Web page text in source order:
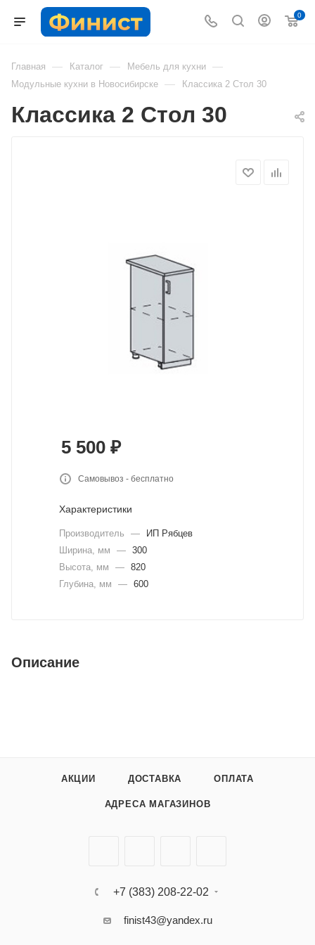
0
Главная — Каталог — Мебель для кухни —
Модульные кухни в Новосибирске — Классика 2 Стол 30
Классика 2 Стол 30
5 500 ₽
Самовывоз - бесплатно
Характеристики
Производитель —
ИП Рябцев
Ширина, мм
— 300
Высота, мм
— 820
Глубина, мм
— 600
Описание
АКЦИИ ДОСТАВКА ОПЛАТА
АДРЕСА МАГАЗИНОВ
+7 (383) 208-22-02
finist43@yandex.ru